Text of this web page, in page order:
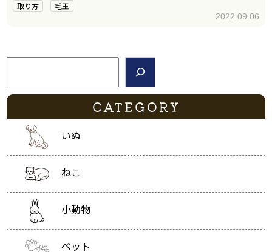
取り方 毛玉
2022.09.06
検索
CATEGORY
いぬ
ねこ
小動物
ペット